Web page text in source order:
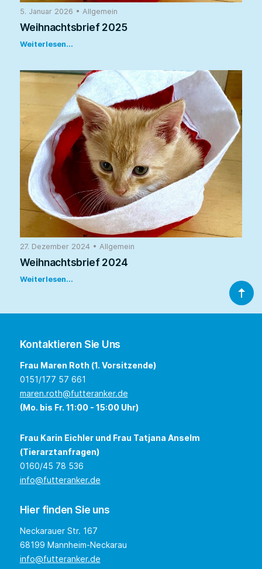
5. Januar 2026 • Allgemein
Weihnachtsbrief 2025
Weiterlesen...
27. Dezember 2024 • Allgemein
Weihnachtsbrief 2024
Weiterlesen...
Kontaktieren Sie Uns
Frau Maren Roth (1. Vorsitzende)
0151/177 57 661
maren.roth@futteranker.de
(Mo. bis Fr. 11:00 - 15:00 Uhr)
Frau Karin Eichler und Frau Tatjana Anselm
(Tierarztanfragen)
0160/45 78 536
info@futteranker.de
Hier finden Sie uns
Neckarauer Str. 167
68199 Mannheim-Neckarau
info@futteranker.de